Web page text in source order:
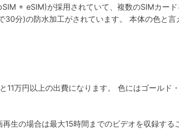
+ eSIM)が採用されていて、複数のSIMカー
分)の防水加工がされています。 本体の色と
11万円以上の出費になります。 色にはゴールド
生の場合は最大15時間までのビデオを収録す